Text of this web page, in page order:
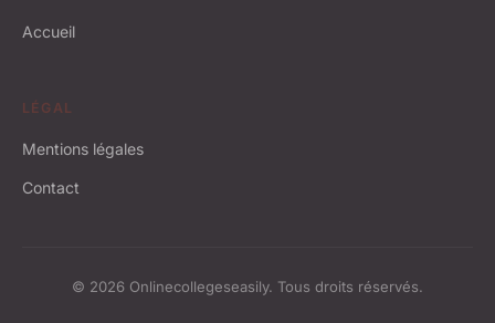
Accueil
LÉGAL
Mentions légales
Contact
© 2026 Onlinecollegeseasily. Tous droits réservés.